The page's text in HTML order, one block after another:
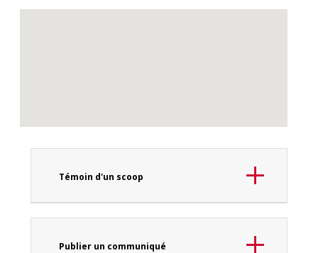
Témoin d'un scoop
Publier un communiqué